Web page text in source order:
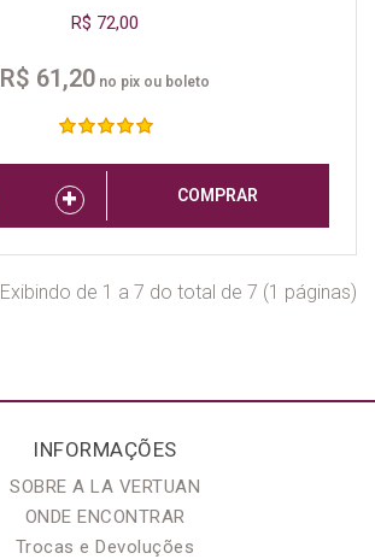
R$ 72,00
R$ 61,20 no pix ou boleto
COMPRAR
Exibindo de 1 a 7 do total de 7 (1 páginas)
INFORMAÇÕES
SOBRE A LA VERTUAN
ONDE ENCONTRAR
Trocas e Devoluções